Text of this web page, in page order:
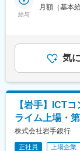
ィールドが
・東証プラ
・岩手県の
展に貢献す
ライム上場
変更の範囲
できる」
■魅力：
◎当行は岩
◎FAQ／ナ
せ削減・顧
◎SEOに加
Optimization
面にインパ
給与
月額（基本
あくまでも
ります。月
気
【岩手】ICT
ライム上場・
株式会社岩手銀行
正社員 上場企業